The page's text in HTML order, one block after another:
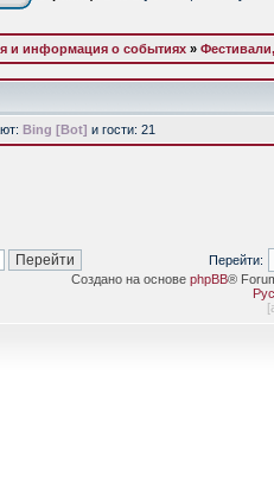
и информация о событиях »
Bing [Bot] и гости: 21
Перейти:
Создано на основе phpBB®
[